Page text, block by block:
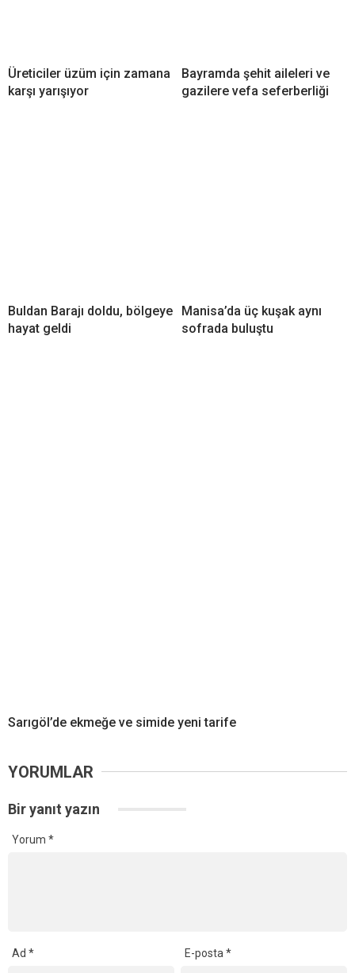
Üreticiler üzüm için zamana
karşı yarışıyor
Bayramda şehit aileleri ve
gazilere vefa seferberliği
Buldan Barajı doldu, bölgeye
hayat geldi
Manisa’da üç kuşak aynı
sofrada buluştu
Sarıgöl’de ekmeğe ve simide yeni tarife
YORUMLAR
Bir yanıt yazın
Yorum *
Ad * E-posta*